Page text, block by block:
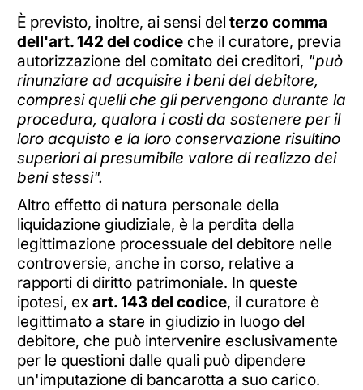
È previsto, inoltre, ai sensi del terzo comma
dell'art. 142 del codiceche il curatore, previa
autorizzazione del comitato dei creditori, "può
rinunziare ad acquisire i beni del debitore,
compresi quelli che gli pervengono durante la
procedura, qualora i costi da sostenere per il
loro acquisto e la loro conservazione risultino
superiori al presumibile valore di realizzo dei
beni stessi".
Altro effetto di natura personale della
liquidazione giudiziale, è la perdita della
legittimazione processuale del debitore nelle
controversie, anche in corso, relative a
rapporti di diritto patrimoniale. In queste
ipotesi, ex art. 143 del codice, il curatore è
legittimato a stare in giudizio in luogo del
debitore, che può intervenire esclusivamente
per le questioni dalle quali può dipendere
un'imputazione di bancarotta a suo carico.